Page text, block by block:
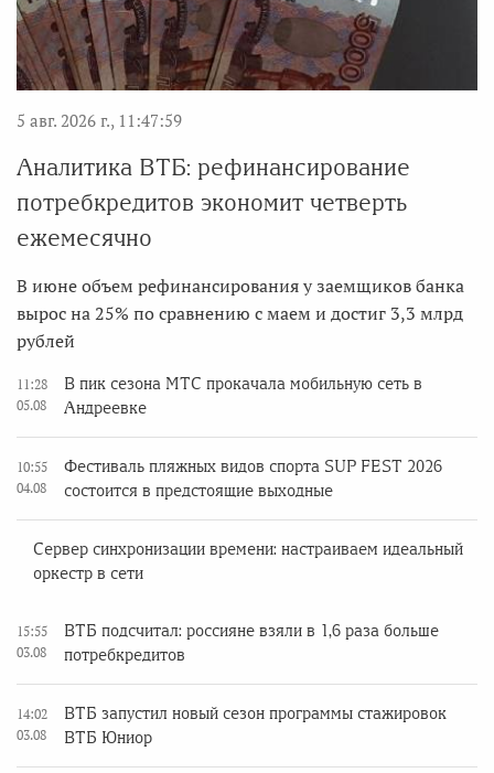
5 авг. 2026 г., 11:47:59
Аналитика ВТБ: рефинансирование
потребкредитов экономит четверть
ежемесячно
В июне объем рефинансирования у заемщиков банка
вырос на 25% по сравнению с маем и достиг 3,3 млрд
рублей
11:28
05.08
В пик сезона МТС прокачала мобильную сеть в
Андреевке
10:55
04.08
Фестиваль пляжных видов спорта SUP FEST 2026
состоится в предстоящие выходные
Сервер синхронизации времени: настраиваем идеальный
оркестр в сети
15:55
03.08
ВТБ подсчитал: россияне взяли в 1,6 раза больше
потребкредитов
14:02
03.08
ВТБ запустил новый сезон программы стажировок
ВТБ Юниор